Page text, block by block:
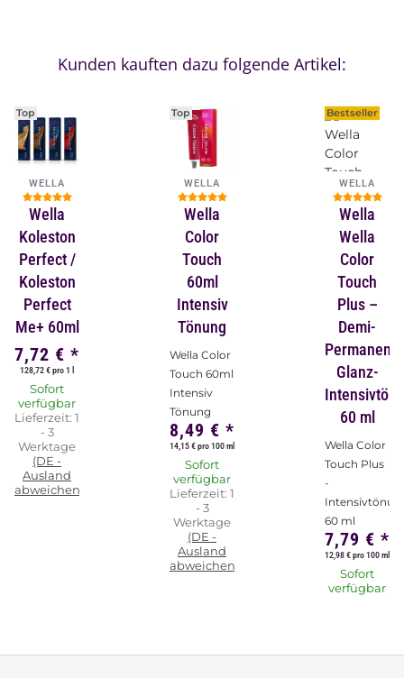
Kunden kauften dazu folgende Artikel:
Top
WELLA
Wella
Koleston
Perfect /
Koleston
Perfect
Me+ 60ml
7,72 € *
128,72 € pro 1 l
Sofort
verfügbar
Lieferzeit: 1
- 3
Werktage
(DE -
Ausland
abweichend)
Top
WELLA
Wella
Color
Touch
60ml
Intensiv
Tönung
Wella Color
Touch 60ml
Intensiv
Tönung
8,49 € *
14,15 € pro 100 ml
Sofort
verfügbar
Lieferzeit: 1
- 3
Werktage
(DE -
Ausland
abweichend)
Bestseller
WELLA
Wella
Wella
Color
Touch
Plus –
Demi-
Permanent-
Glanz-
60 ml
Wella Color
Touch Plus
-
60 ml
7,79 € *
12,98 € pro 100 ml
Sofort
verfügbar